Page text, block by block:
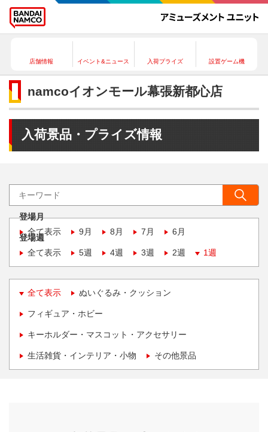
店舗情報 イベント&ニュース 入荷プライズ 設置ゲーム機
namcoイオンモール幕張新都心店
入荷景品・プライズ情報
登場月
全て表示
9月 8月 7月 6月
登場週
全て表示
5週 4週 3週 2週 1週
全て表示 ぬいぐるみ・クッション
フィギュア・ホビー
キーホルダー・マスコット・アクセサリー
生活雑貨・インテリア・小物 その他景品